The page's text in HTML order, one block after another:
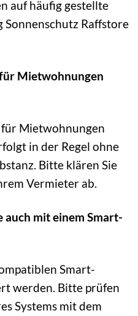
auf häufig gestellte
Sonnenschutz Raffstore
Mietwohnungen
für Mietwohnungen
in der Regel ohne
Bitte klären Sie
Vermieter ab.
auch mit einem Smart-
Smart-
werden. Bitte prüfen
Systems mit dem